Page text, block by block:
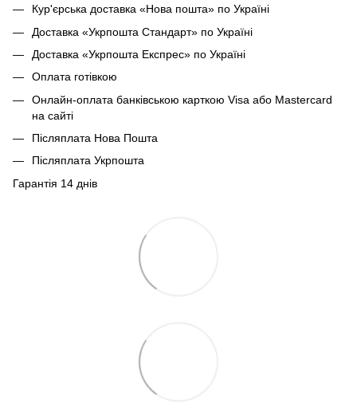
Кур'єрська доставка «Нова пошта» по Україні
Доставка «Укрпошта Стандарт» по Україні
Доставка «Укрпошта Експрес» по Україні
Оплата готівкою
Онлайн-оплата банківською карткою Visa або Mastercard
на сайті
Післяплата Нова Пошта
Післяплата Укрпошта
Гарантія 14 днів